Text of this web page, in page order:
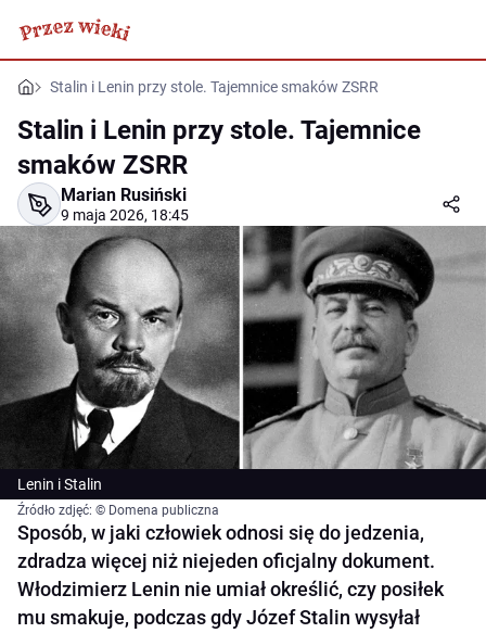
Stalin i Lenin przy stole. Tajemnice smaków ZSRR
Stalin i Lenin przy stole. Tajemnice
smaków ZSRR
Marian Rusiński
9 maja 2026, 18:45
Lenin i Stalin
Źródło zdjęć: © Domena publiczna
Sposób, w jaki człowiek odnosi się do jedzenia,
zdradza więcej niż niejeden oficjalny dokument.
Włodzimierz Lenin nie umiał określić, czy posiłek
mu smakuje, podczas gdy Józef Stalin wysyłał